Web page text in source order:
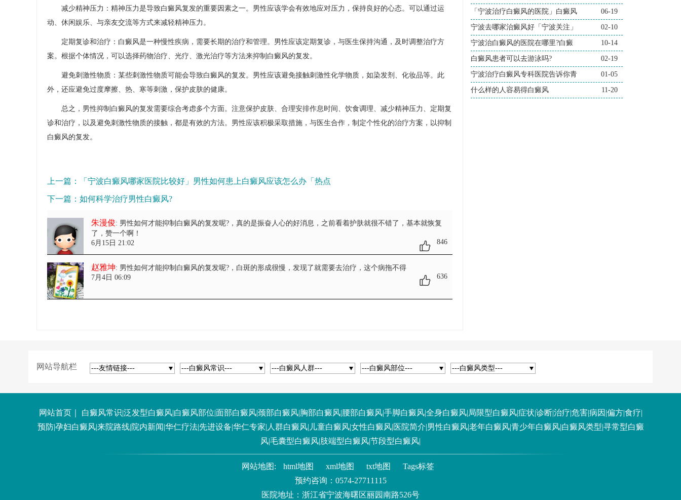
减少精神压力：精神压力是导致白癜风复发的重要因素之一。男性应该学会有效地应对压力，保持良好的心态。可以通过运
动、休闲娱乐、与亲友交流等方式来减轻精神压力。
定期复诊和治疗：白癜风是一种慢性疾病，需要长期的治疗和管理。男性应该定期复诊，与医生保持沟通，及时调整治疗方
案。根据个体情况，可以选择药物治疗、光疗、激光治疗等方法来抑制白癜风的复发。
避免刺激性物质：某些刺激性物质可能会导致白癜风的复发。男性应该避免接触刺激性化学物质，如染发剂、化妆品等。此
外，还应避免过度摩擦、热、寒等刺激，保护皮肤的健康。
总之，男性抑制白癜风的复发需要综合考虑多个方面。注意保护皮肤、合理安排作息时间、饮食调理、减少精神压力、定期复
诊和治疗，以及避免刺激性物质的接触，都是有效的方法。男性应该积极采取措施，与医生合作，制定个性化的治疗方案，以抑制
白癜风的复发。
上一篇： 「宁波白癜风哪家医院比较好」男性如何患上白癜风应该怎么办「热点
下一篇： 如何科学治疗男性白癜风?
朱漫俊: 男性如何才能抑制白癜风的复发呢? ，真的是振奋人心的好消息，之前看着护肤就很不错了，基本就恢复
了，赞一个啊！
6月15日 21:02
846
赵雅坤: 男性如何才能抑制白癜风的复发呢? ，白斑的形成很慢，发现了就需要去治疗，这个病拖不得
7月4日 06:09
636
「宁波治疗白癜风的医院」白癜风 06-19
宁波去哪家治癜风好「宁波关注」 02-10
宁波治白癜风的医院在哪里?白癜 10-14
白癜风患者可以去游泳吗? 02-19
宁波治疗白癜风专科医院告诉你青 01-05
什么样的人容易得白癜风 11-20
网站导航栏 ---友情链接--- ---白癜风常识--- ---白癜风人群--- ---白癜风部位--- ---白癜风类型---
网站首页｜ 白癜风常识|泛发型白癜风|白癜风部位|面部白癜风|颈部白癜风|胸部白癜风|腰部白癜风|手脚白癜风|全身白癜风|局限型白癜风|症状|诊断|治疗|危害|病因 |偏方|食疗|
预防|孕妇白癜风|来院路线|院内新闻|华仁疗法|先进设备|华仁专家| 人群白癜风| 儿童白癜风|女性白癜风|医院简介|男性白癜风|老年白癜风|青少年白癜风|白癜风类型|寻常型白癜
风|毛囊型白癜风|肢端型白癜风|节段型白癜风|
网站地图: html地图 xml地图 txt地图
Tags标签
预约咨询： 0574-27711115
医院地址：浙江省宁波海曙区丽园南路526号